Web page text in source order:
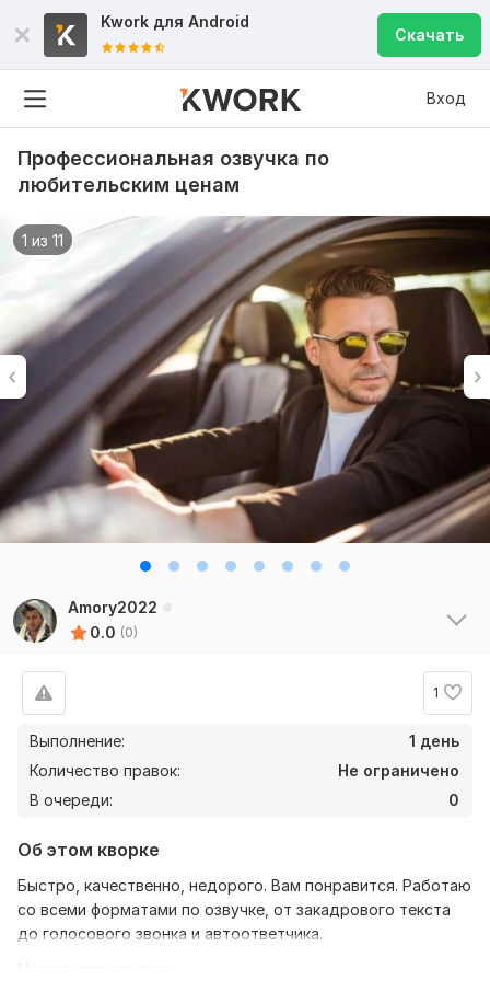
Kwork для Android
Скачать
Вход
Профессиональная озвучка по
любительским ценам
1 из 11
Amory2022
0.0 (0)
1
Выполнение:
1 день
Количество правок:
Не ограничено
В очереди:
0
Об этом кворке
Быстро, качественно, недорого. Вам понравится. Работаю
со всеми форматами по озвучке, от закадрового текста
до голосового звонка и автоответчика.